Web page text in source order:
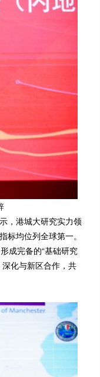
，港城大研究实力领
均位列全球第一。
成完备的“基础研究
化与新区合作，共